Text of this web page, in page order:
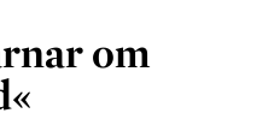
om